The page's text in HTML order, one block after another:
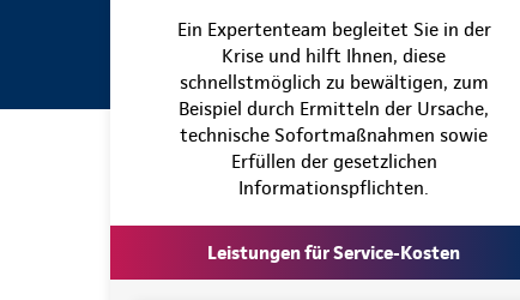
Ein Expertenteam begleitet Sie in der
Krise und hilft Ihnen, diese
schnellstmöglich zu bewältigen, zum
Beispiel durch Ermitteln der Ursache,
technische Sofortmaßnahmen sowie
Erfüllen der gesetzlichen
Informationspflichten.
Leistungen für Service-Kosten